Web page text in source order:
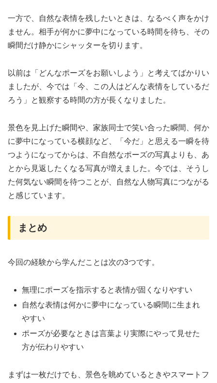
一方で、自然な表情を残したいときは、なるべく声をかけ
ません。相手が何かに夢中になっている時間を待ち、その
瞬間だけ静かにシャッターを切ります。
以前は「どんなポーズをお願いしよう」と考えてばかりい
ましたが、今では「今、この人はどんな表情をしているだ
ろう」と観察する時間の方が長くなりました。
景色を見上げた瞬間や、家族同士で笑い合った瞬間、何か
に夢中になっている横顔など、「今だ」と思える一瞬を待
つようになってからは、不自然なポーズの写真よりも、あ
とから見返したくなる写真が増えました。今では、そうし
た何気ない瞬間を待つことが、自然な人物写真につながる
と感じています。
まとめ
今回の経験から学んだことは次の3つです。
無理にポーズを指示すると表情が固くなりやすい
自然な表情は何かに夢中になっている瞬間に生まれ
やすい
ポーズが必要なときは言葉より実際にやって見せた
方が伝わりやすい
まずは一枚だけでも、景色を眺めているときやスマートフ